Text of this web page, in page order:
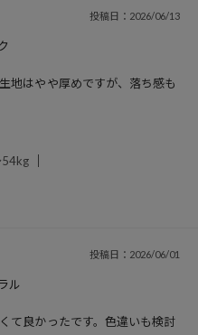
投稿日：2026/06/13
地はやや厚めですが、落ち感も
投稿日：2026/06/01
ル
て良かったです。色違いも検討